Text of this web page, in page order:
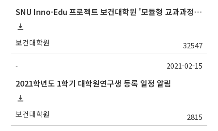
SNU Inno-Edu 프로젝트 보건대학원 '모듈형 교과과정' 안내(revised 2022/2/28)
보건대학원 32547
-
2021학년도 1학기 대학원연구생 등록 일정 알림
보건대학원 2815
2021-02-15